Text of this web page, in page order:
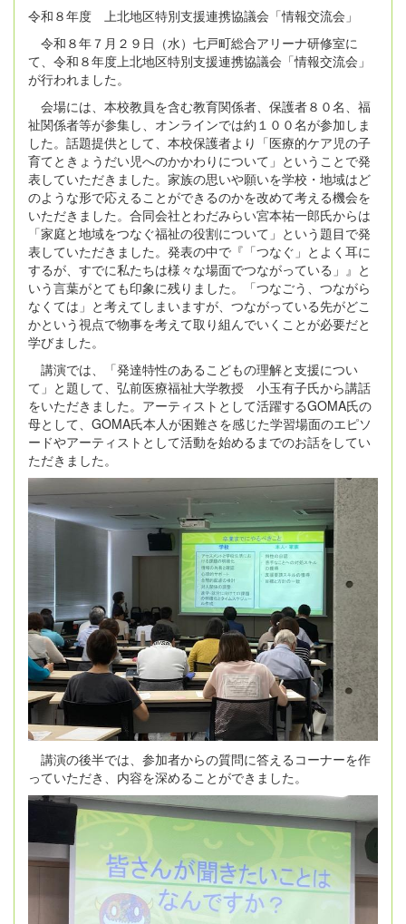
令和８年度 上北地区特別支援連携協議会「情報交流会」
令和８年７月２９日（水）七戸町総合アリーナ研修室に
て、令和８年度上北地区特別支援連携協議会「情報交流会」
が行われました。
会場には、本校教員を含む教育関係者、保護者８０名、福
祉関係者等が参集し、オンラインでは約１００名が参加しま
した。話題提供として、本校保護者より「医療的ケア児の子
育てときょうだい児へのかかわりについて」ということで発
表していただきました。家族の思いや願いを学校・地域はど
のような形で応えることができるのかを改めて考える機会を
いただきました。合同会社とわだみらい宮本祐一郎氏からは
「家庭と地域をつなぐ福祉の役割について」という題目で発
表していただきました。発表の中で『「つなぐ」とよく耳に
するが、すでに私たちは様々な場面でつながっている」』と
いう言葉がとても印象に残りました。「つなごう、つながら
なくては」と考えてしまいますが、つながっている先がどこ
かという視点で物事を考えて取り組んでいくことが必要だと
学びました。
講演では、「発達特性のあるこどもの理解と支援につい
て」と題して、弘前医療福祉大学教授 小玉有子氏から講話
をいただきました。アーティストとして活躍するGOMA氏の
母として、GOMA氏本人が困難さを感じた学習場面のエピソ
ードやアーティストとして活動を始めるまでのお話をしてい
ただきました。
講演の後半では、参加者からの質問に答えるコーナーを作
っていただき、内容を深めることができました。